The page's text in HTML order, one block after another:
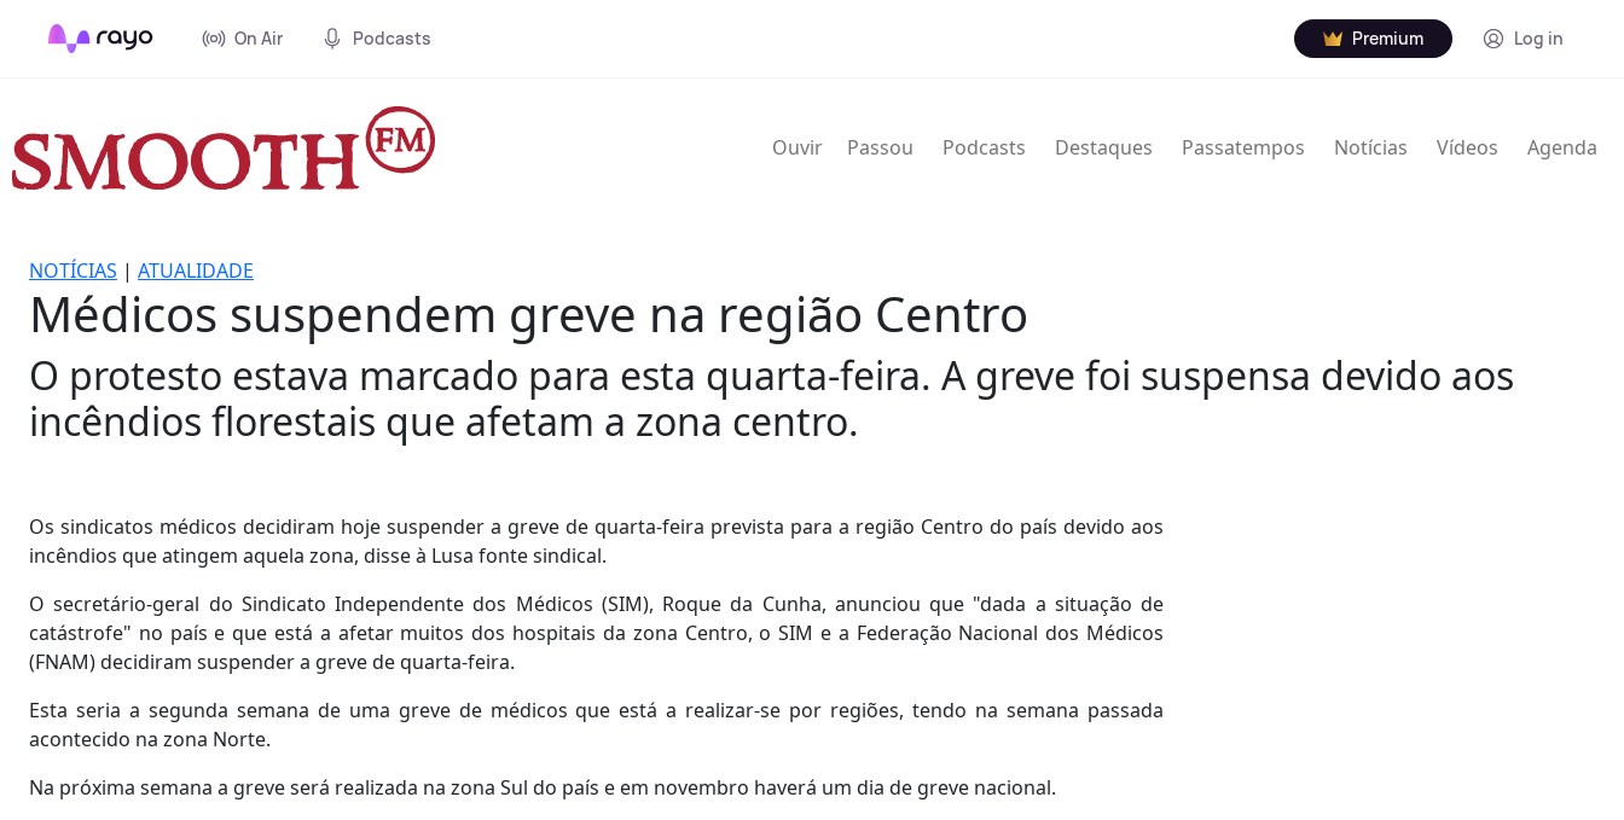
On Air Podcasts Premium Log in
Ouvir Passou Podcasts Destaques Passatempos Notícias Vídeos Agenda
NOTÍCIAS | ATUALIDADE
Médicos suspendem greve na região Centro
O protesto estava marcado para esta quarta-feira. A greve foi suspensa devido aos
incêndios florestais que afetam a zona centro.
Os sindicatos médicos decidiram hoje suspender a greve de quarta-feira prevista para a região Centro do país devido aos
incêndios que atingem aquela zona, disse à Lusa fonte sindical.
O secretário-geral do Sindicato Independente dos Médicos (SIM), Roque da Cunha, anunciou que "dada a situação de
catástrofe" no país e que está a afetar muitos dos hospitais da zona Centro, o SIM e a Federação Nacional dos Médicos
(FNAM) decidiram suspender a greve de quarta-feira.
Esta seria a segunda semana de uma greve de médicos que está a realizar-se por regiões, tendo na semana passada
acontecido na zona Norte.
Na próxima semana a greve será realizada na zona Sul do país e em novembro haverá um dia de greve nacional.